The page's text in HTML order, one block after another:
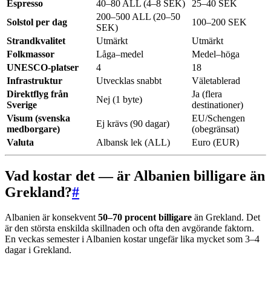
Espresso
40–80 ALL (4–8 SEK)
25–40 SEK
Solstol per dag
200–500 ALL (20–50
SEK)
100–200 SEK
Strandkvalitet
Utmärkt
Utmärkt
Folkmassor
Låga–medel
Medel–höga
UNESCO-platser
4
18
Infrastruktur
Utvecklas snabbt
Väletablerad
Direktflyg från
Sverige
Nej (1 byte)
Ja (flera
destinationer)
Visum (svenska
medborgare)
Ej krävs (90 dagar)
EU/Schengen
(obegränsat)
Valuta
Albansk lek (ALL) Euro (EUR)
Vad kostar det — är Albanien billigare än
Grekland?#
Albanien är konsekvent50–70 procent billigare än Grekland. Det
är den största enskilda skillnaden och ofta den avgörande faktorn.
En veckas semester i Albanien kostar ungefär lika mycket som 3–4
dagar i Grekland.